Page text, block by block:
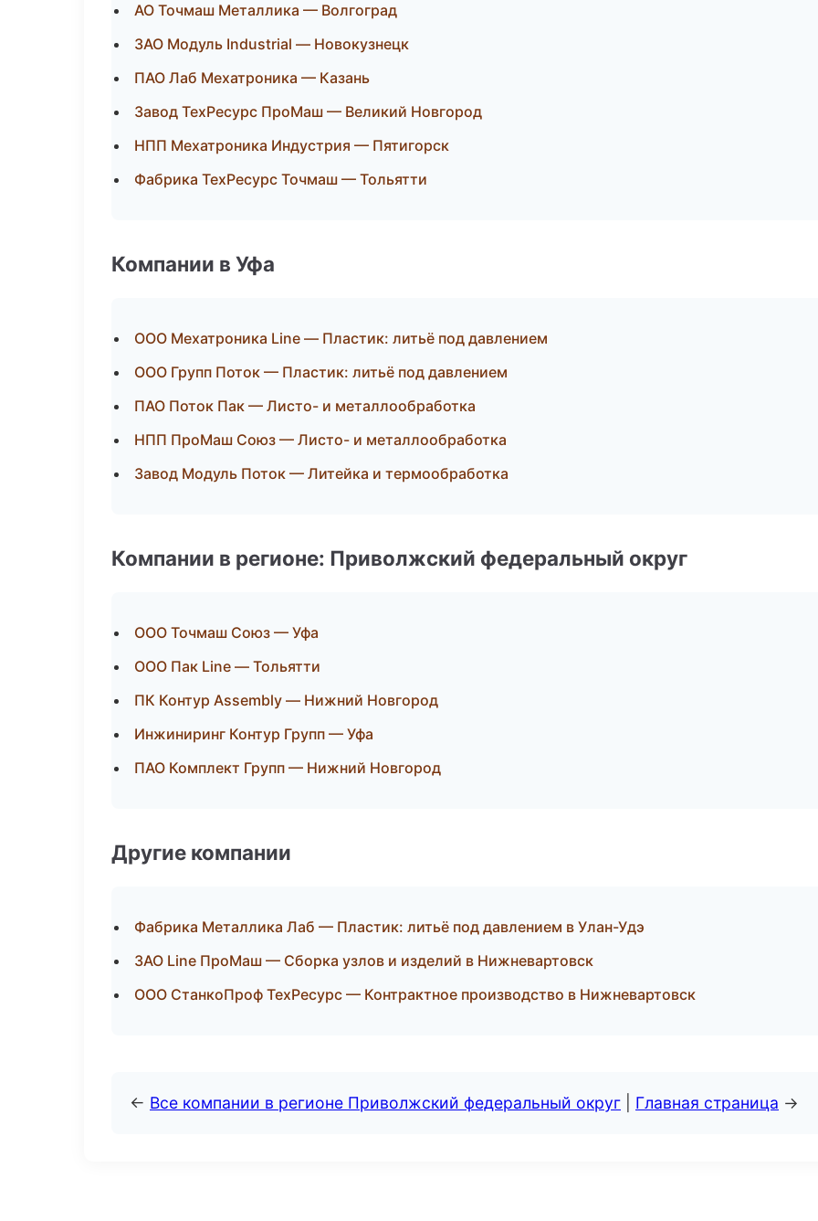
АО Точмаш Металлика — Волгоград
ЗАО Модуль Industrial — Новокузнецк
ПАО Лаб Мехатроника — Казань
Завод ТехРесурс ПроМаш — Великий Новгород
НПП Мехатроника Индустрия — Пятигорск
Фабрика ТехРесурс Точмаш — Тольятти
Компании в Уфа
ООО Мехатроника Line — Пластик: литьё под давлением
ООО Групп Поток — Пластик: литьё под давлением
ПАО Поток Пак — Листо- и металлообработка
НПП ПроМаш Союз — Листо- и металлообработка
Завод Модуль Поток — Литейка и термообработка
Компании в регионе: Приволжский федеральный округ
ООО Точмаш Союз — Уфа
ООО Пак Line — Тольятти
ПК Контур Assembly — Нижний Новгород
Инжиниринг Контур Групп — Уфа
ПАО Комплект Групп — Нижний Новгород
Другие компании
Фабрика Металлика Лаб — Пластик: литьё под давлением в Улан-Удэ
ЗАО Line ПроМаш — Сборка узлов и изделий в Нижневартовск
ООО СтанкоПроф ТехРесурс — Контрактное производство в Нижневартовск
← Все компании в регионе Приволжский федеральный округ Главная страница →